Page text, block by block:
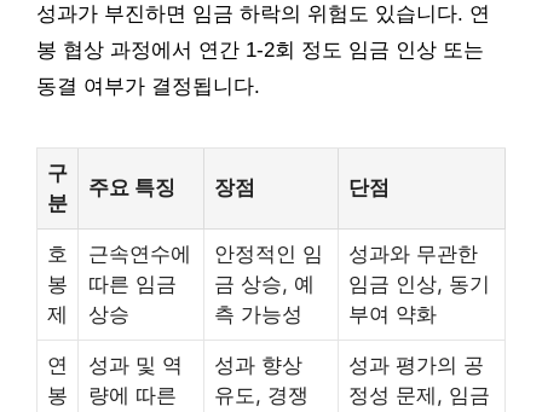
성과가 부진하면 임금 하락의 위험도 있습니다. 연
봉 협상 과정에서 연간 1-2회 정도 임금 인상 또는
동결 여부가 결정됩니다.
구
분
주요 특징 장점 단점
호
봉
제
근속연수에
따른 임금
상승
안정적인 임
금 상승, 예
측 가능성
성과와 무관한
임금 인상, 동기
부여 약화
연
봉
성과 및 역
량에 따른
성과 향상
유도, 경쟁
성과 평가의 공
정성 문제, 임금